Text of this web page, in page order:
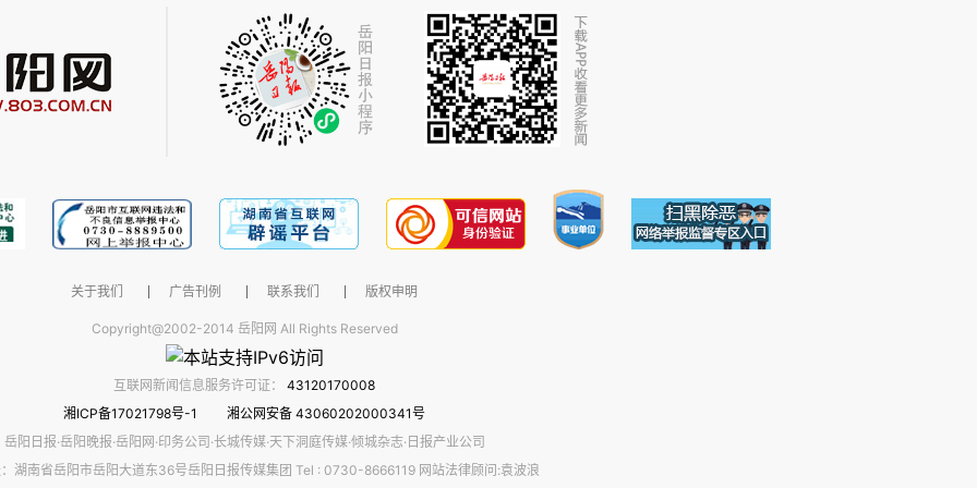
关于我们 广告刊例 联系我们 版权申明
Copyright@2002-2014 岳阳网 All Rights Reserved
互联网新闻信息服务许可证： 43120170008
湘ICP备17021798号-1
湘公网安备 43060202000341号
岳阳日报·岳阳晚报·岳阳网·印务公司·长城传媒·天下洞庭传媒·倾城杂志·日报产业公司
湖南省岳阳市岳阳大道东36号岳阳日报传媒集团 Tel : 0730-8666119 网站法律顾问:袁波浪